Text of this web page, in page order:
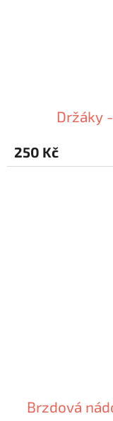
Držáky
250 Kč
Brzdová